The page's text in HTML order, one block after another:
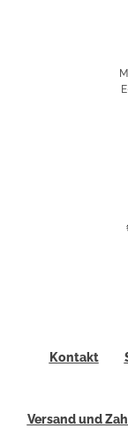
Kontakt
Versand und